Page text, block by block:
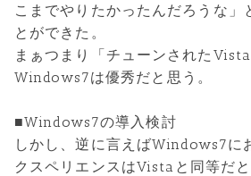
こまでやりたかったんだろうな」
とができた。
まぁつまり「チューンされた
Windows7は優秀だと思う。
■Windows7の導入検討
しかし、逆に言えばWindows7に
クスペリエンスはVistaと同等だと